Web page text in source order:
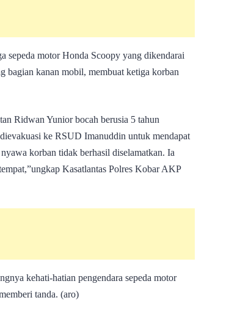
sepeda motor Honda Scoopy yang dikendarai
bagian kanan mobil, membuat ketiga korban
Ridwan Yunior bocah berusia 5 tahun
ke RSUD Imanuddin untuk mendapat
korban tidak berhasil diselamatkan. Ia
Kasatlantas Polres Kobar AKP
kehati-hatian pengendara sepeda motor
tanda. (aro)